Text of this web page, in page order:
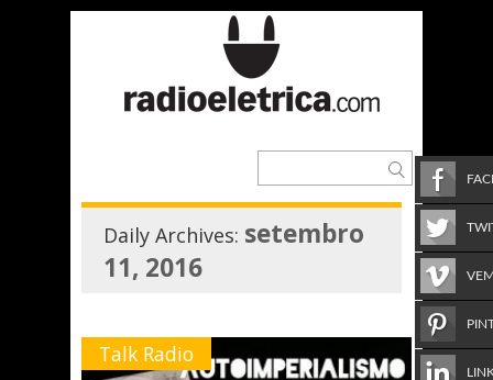
Daily Archives: setembro
11, 2016
Talk Radio